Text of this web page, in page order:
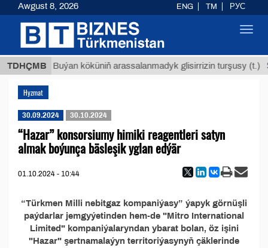
TDHÇMBBuýan köküniň arassalanmadyk glisirrizin turşusy (t.)
Hyzmat
30.09.2024 30.10.2024
“Hazar” konsorsiumy himiki reagentleri satyn
almak boýunça bäsleşik yglan edýär
01.10.2024 - 10:44
“Türkmen Milli nebitgaz kompaniýasy” ýapyk görnüşli
paýdarlar jemgyýetinden hem-de "Mitro International
Limited" kompaniýalaryndan ybarat bolan, öz işini
"Hazar" şertnamalaýyn territoriýasynyň çäklerinde
Awgust 8, 2026 ENG TM РУС